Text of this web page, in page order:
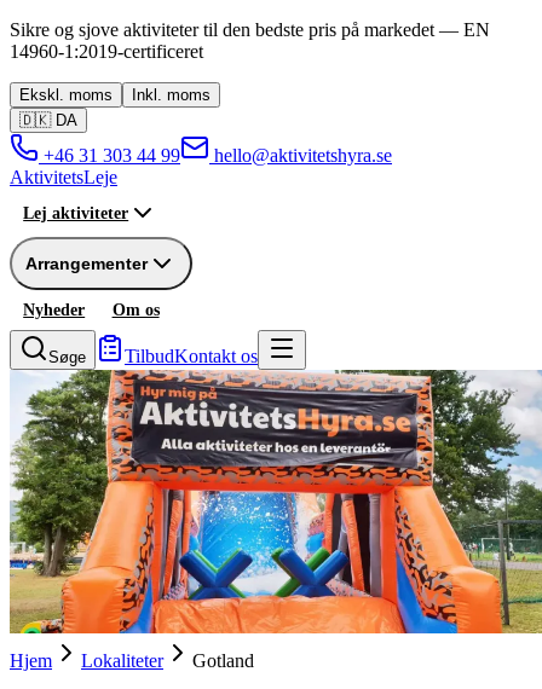
Sikre og sjove aktiviteter til den bedste pris på markedet — EN
14960-1:2019-certificeret
Ekskl. moms Inkl. moms
🇩🇰 DA
+46 31 303 44 99
hello@aktivitetshyra.se
AktivitetsLeje
Lej aktiviteter
Arrangementer
Nyheder Om os
Søge TilbudKontakt os
Hjem Lokaliteter
Gotland